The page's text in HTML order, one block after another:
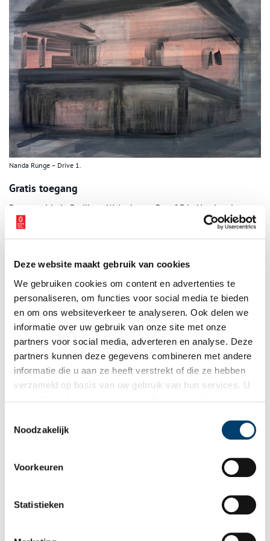
Deze website maakt gebruik van cookies
We gebruiken cookies om content en advertenties te
personaliseren, om functies voor social media te bieden
en om ons websiteverkeer te analyseren. Ook delen we
informatie over uw gebruik van onze site met onze
partners voor social media, adverteren en analyse. Deze
partners kunnen deze gegevens combineren met andere
informatie die u aan ze heeft verstrekt of die ze hebben
verzameld op basis van uw gebruik van hun services. U
Noodzakelijk
Voorkeuren
Statistieken
Nanda Runge – Drive 1.
Gratis toegang
De expositie in Paviljoen Welgelegen, Dreef 3 in Haarlem is te
zien van 18 juli tot en met 10 oktober 2025 op werkdagen tussen